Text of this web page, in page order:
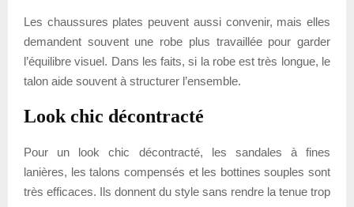
Les chaussures plates peuvent aussi convenir, mais elles
demandent souvent une robe plus travaillée pour garder
l’équilibre visuel. Dans les faits, si la robe est très longue, le
talon aide souvent à structurer l’ensemble.
Look chic décontracté
Pour un look chic décontracté, les sandales à fines
lanières, les talons compensés et les bottines souples sont
très efficaces. Ils donnent du style sans rendre la tenue trop